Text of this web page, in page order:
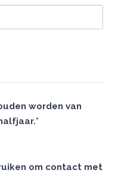
worden van
om contact met